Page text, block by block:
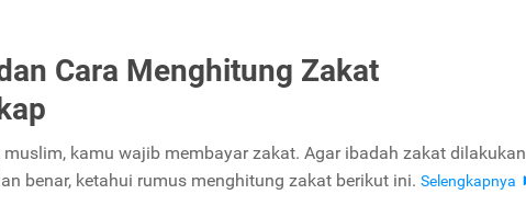
Cara Menghitung Zakat
kamu wajib membayar zakat. Agar ibadah zakat dilakukan
benar, ketahui rumus menghitung zakat berikut ini. Selengkapnya